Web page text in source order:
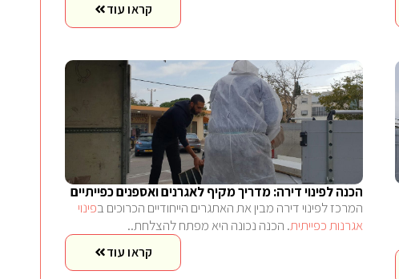
קראו עוד
הכנה לפינוי דירה: מדריך מקיף לאגרנים ואספנים כפייתיים
המרכז לפינוי דירה מבין את האתגרים הייחודיים הכרוכים בפינוי
אגרנות כפייתית. הכנה נכונה היא מפתח להצלחת..
קראו עוד